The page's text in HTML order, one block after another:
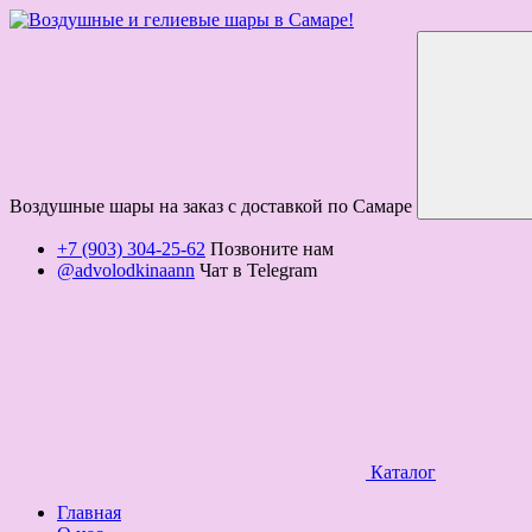
Воздушные шары на заказ с доставкой по Самаре
+7 (903) 304-25-62 Позвоните нам
@advolodkinaann Чат в Telegram
Каталог
Главная